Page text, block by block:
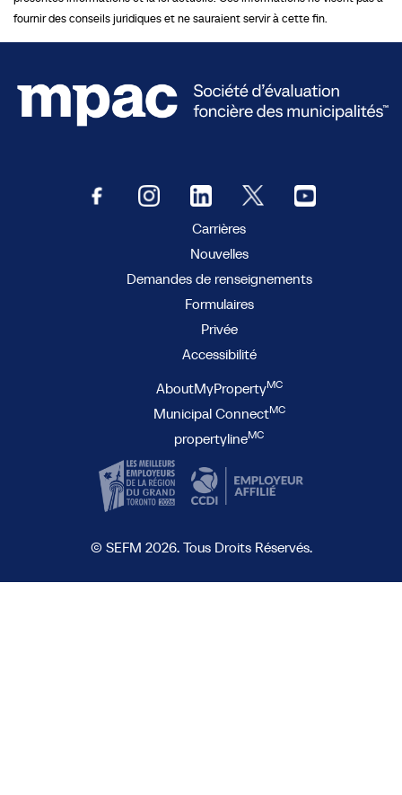
fournir des conseils juridiques et ne sauraient servir à cette fin.
Carrières
Nouvelles
Demandes de renseignements
Formulaires
Privée
Accessibilité
AboutMyPropertyMC
Municipal ConnectMC
propertylineMC
© SEFM 2026. Tous Droits Réservés.